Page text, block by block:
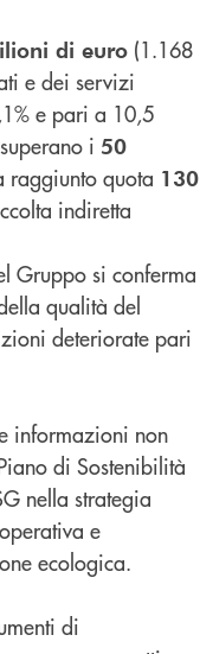
di euro (1.168
e dei servizi
e pari a 10,5
i 50
raggiunto quota 130
indiretta
Gruppo si conferma
qualità del
deteriorate pari
informazioni non
di Sostenibilità
nella strategia
e
ecologica.
di